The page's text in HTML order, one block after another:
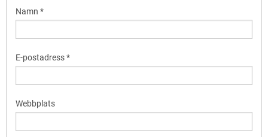
Namn *
E-postadress*
Webbplats